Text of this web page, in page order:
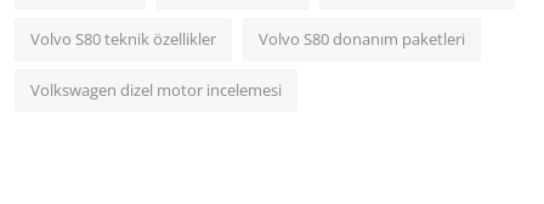
Volvo S80 teknik özellikler Volvo S80 donanım paketleri
Volkswagen dizel motor incelemesi